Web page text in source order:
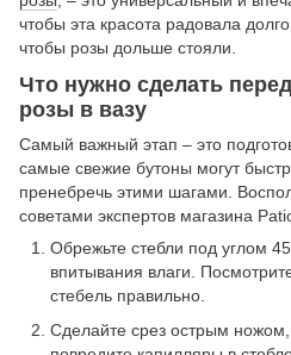
чтобы эта красота радовала
чтобы розы дольше стояли.
Что нужно сделать
розы в вазу
Самый важный этап – это
самые свежие бутоны могут
пренебречь этими шагами.
советами экспертов магазина
Обрежьте стебли под углом
впитывания влаги.
стебель правильно.
Сделайте срез острым